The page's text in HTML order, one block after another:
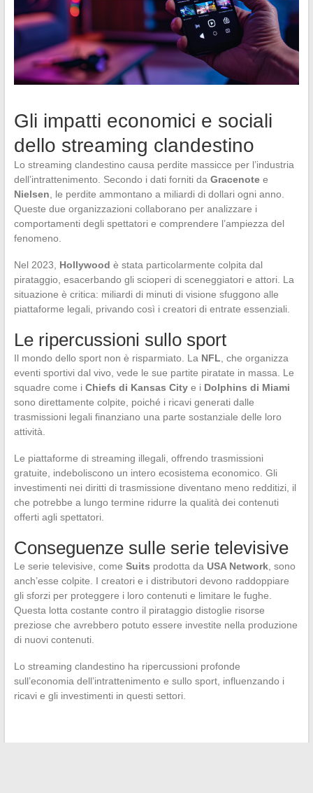
Gli impatti economici e sociali
dello streaming clandestino
Lo streaming clandestino causa perdite massicce per l’industria
dell’intrattenimento. Secondo i dati forniti da Gracenotee
Nielsen , le perdite ammontano a miliardi di dollari ogni anno.
Queste due organizzazioni collaborano per analizzare i
comportamenti degli spettatori e comprendere l’ampiezza del
fenomeno.
Nel 2023, Hollywood è stata particolarmente colpita dal
pirataggio, esacerbando gli scioperi di sceneggiatori e attori. La
situazione è critica: miliardi di minuti di visione sfuggono alle
piattaforme legali, privando così i creatori di entrate essenziali.
Le ripercussioni sullo sport
Il mondo dello sport non è risparmiato. La NFL , che organizza
eventi sportivi dal vivo, vede le sue partite piratate in massa. Le
squadre come i Chiefs di Kansas Citye i Dolphins di Miami
sono direttamente colpite, poiché i ricavi generati dalle
trasmissioni legali finanziano una parte sostanziale delle loro
attività.
Le piattaforme di streaming illegali, offrendo trasmissioni
gratuite, indeboliscono un intero ecosistema economico. Gli
investimenti nei diritti di trasmissione diventano meno redditizi, il
che potrebbe a lungo termine ridurre la qualità dei contenuti
offerti agli spettatori.
Conseguenze sulle serie televisive
Le serie televisive, come Suits prodotta da USA Network, sono
anch’esse colpite. I creatori e i distributori devono raddoppiare
gli sforzi per proteggere i loro contenuti e limitare le fughe.
Questa lotta costante contro il pirataggio distoglie risorse
preziose che avrebbero potuto essere investite nella produzione
di nuovi contenuti.
Lo streaming clandestino ha ripercussioni profonde
sull’economia dell’intrattenimento e sullo sport, influenzando i
ricavi e gli investimenti in questi settori.